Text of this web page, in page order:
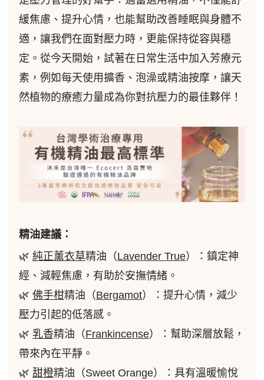
緩焦慮、提升心情，也能幫助改善睡眠與身體不
適，讓我們在面對壓力時，更能保持從容與穩
定。從今天開始，試著在日常生活中加入芳療元
素，例如每天使用擴香、泡澡或精油按摩，讓天
然植物的療癒力量成為你對抗壓力的最佳夥伴！
精油建議：
🌿 純正薰衣草精油（Lavender True）：鎮定神
經、減輕焦慮，有助於安撫情緒。
🌿 佛手柑精油（Bergamot）：提升心情，減少
壓力引起的低落感。
🌿 乳香精油（Frankincense）：幫助深層放鬆，
帶來內在平靜。
🌿 甜橙精油（Sweet Orange）：具有溫暖愉悅